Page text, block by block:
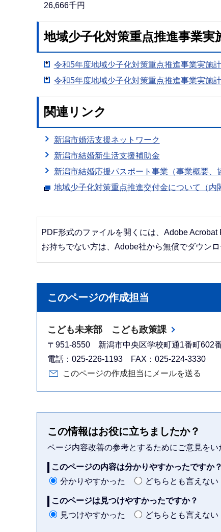
26,666千円
地域少子化対策重点推進事業実
令和5年度地域少子化対策重点推進事業実施
令和5年度地域少子化対策重点推進事業実施
関連リンク
新潟市婚活支援ネットワーク
新潟市結婚新生活支援補助金
新潟市結婚応援パスポート事業（事業概要、
地域少子化対策重点推進交付金について（内
PDF形式のファイルを開くには、Adobe Acrobat
お持ちでない方は、Adobe社から無償でダウンロ
このページの作成担当
こども未来部 こども政策課
〒951-8550 新潟市中央区学校町通1番町602
電話：025-226-1193 FAX：025-224-3330
このページの作成担当にメールを送る
この情報はお役に立ちましたか？
ページ内容改善の参考とするためにご意見をい
このページの内容は分かりやすかったですか？
分かりやすかった
どちらとも言えない
このページは見つけやすかったですか？
見つけやすかった
どちらとも言えない